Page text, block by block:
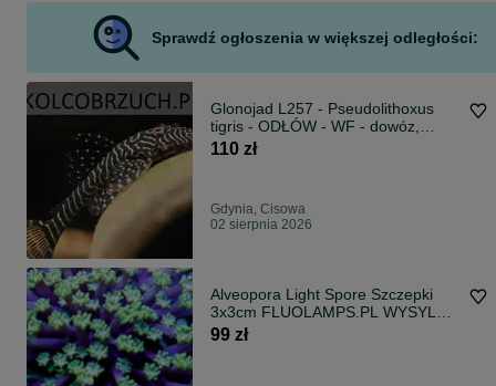
Sprawdź ogłoszenia w większej odległości:
Glonojad L257 - Pseudolithoxus
tigris - ODŁÓW - WF - dowóz,
wysyłka
110 zł
Gdynia, Cisowa
02 sierpnia 2026
Alveopora Light Spore Szczepki
3x3cm FLUOLAMPS.PL WYSYLKI
(PROMOCJA)
99 zł